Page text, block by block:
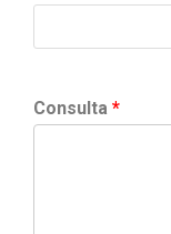
Consulta *